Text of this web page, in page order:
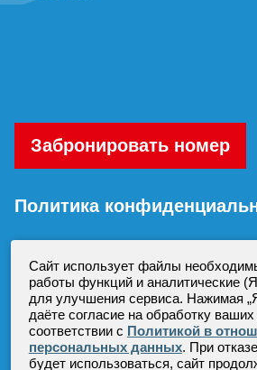
Забронировать номер
Политика
данных
Сайт использует файлы
работы функций и аналитические
для улучшения сервиса. Нажимая
даёте согласие на обработку
соответствии с Политикой в
персональных данных. При
будет использоваться, сайт